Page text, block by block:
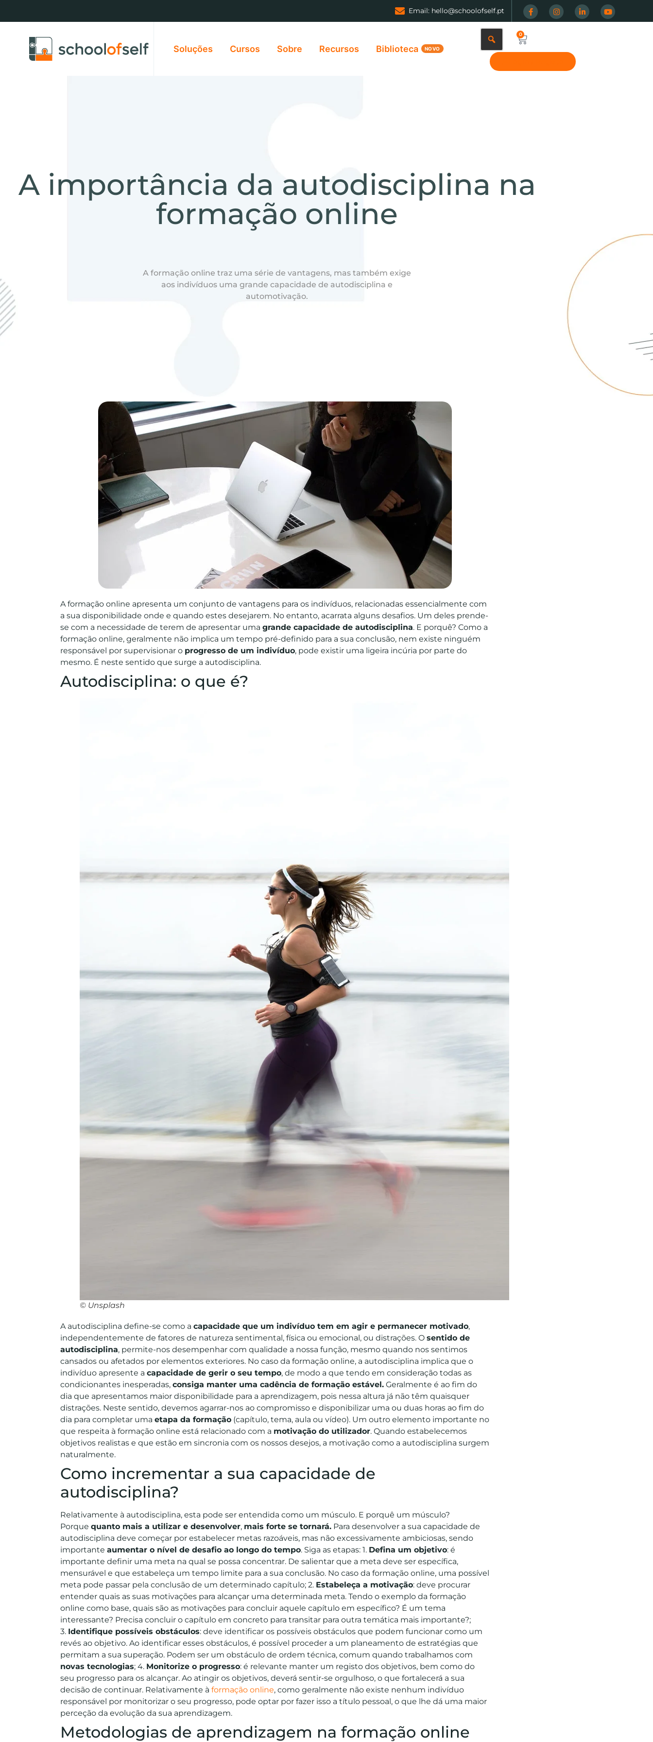
Email: hello@schoolofself.pt
Soluções Cursos Sobre Recursos Biblioteca
0
A importância da autodisciplina na
formação online
A formação online traz uma série de vantagens, mas também exige
aos indivíduos uma grande capacidade de autodisciplina e
automotivação.
A formação online apresenta um conjunto de vantagens para os indivíduos, relacionadas essencialmente com
a sua disponibilidade onde e quando estes desejarem. No entanto, acarrata alguns desafios. Um deles prende-
se com a necessidade de terem de apresentar uma grande capacidade de autodisciplina. E porquê? Como a
formação online, geralmente não implica um tempo pré-definido para a sua conclusão, nem existe ninguém
responsável por supervisionar o progresso de um indivíduo, pode existir uma ligeira incúria por parte do
mesmo. É neste sentido que surge a autodisciplina.
Autodisciplina: o que é?
© Unsplash
A autodisciplina define-se como a capacidade que um indivíduo tem em agir e permanecer motivado,
independentemente de fatores de natureza sentimental, física ou emocional, ou distrações. O sentido de
autodisciplina, permite-nos desempenhar com qualidade a nossa função, mesmo quando nos sentimos
cansados ou afetados por elementos exteriores. No caso da formação online, a autodisciplina implica que o
indivíduo apresente a capacidade de gerir o seu tempo, de modo a que tendo em consideração todas as
condicionantes inesperadas, consiga manter uma cadência de formação estável. Geralmente é ao fim do
dia que apresentamos maior disponibilidade para a aprendizagem, pois nessa altura já não têm quaisquer
distrações. Neste sentido, devemos agarrar-nos ao compromisso e disponibilizar uma ou duas horas ao fim do
dia para completar uma etapa da formação (capítulo, tema, aula ou vídeo). Um outro elemento importante no
que respeita à formação online está relacionado com a motivação do utilizador. Quando estabelecemos
objetivos realistas e que estão em sincronia com os nossos desejos, a motivação como a autodisciplina surgem
naturalmente.
Como incrementar a sua capacidade de
autodisciplina?
Relativamente à autodisciplina, esta pode ser entendida como um músculo. E porquê um músculo?
Porque quanto mais a utilizar e desenvolver, mais forte se tornará. Para desenvolver a sua capacidade de
autodisciplina deve começar por estabelecer metas razoáveis, mas não excessivamente ambiciosas, sendo
importante aumentar o nível de desafio ao longo do tempo. Siga as etapas: 1. Defina um objetivo: é
importante definir uma meta na qual se possa concentrar. De salientar que a meta deve ser específica,
mensurável e que estabeleça um tempo limite para a sua conclusão. No caso da formação online, uma possível
meta pode passar pela conclusão de um determinado capítulo; 2. Estabeleça a motivação: deve procurar
entender quais as suas motivações para alcançar uma determinada meta. Tendo o exemplo da formação
online como base, quais são as motivações para concluir aquele capítulo em específico? É um tema
interessante? Precisa concluir o capítulo em concreto para transitar para outra temática mais importante?;
3. Identifique possíveis obstáculos: deve identificar os possíveis obstáculos que podem funcionar como um
revés ao objetivo. Ao identificar esses obstáculos, é possível proceder a um planeamento de estratégias que
permitam a sua superação. Podem ser um obstáculo de ordem técnica, comum quando trabalhamos com
novas tecnologias; 4. Monitorize o progresso: é relevante manter um registo dos objetivos, bem como do
seu progresso para os alcançar. Ao atingir os objetivos, deverá sentir-se orgulhoso, o que fortalecerá a sua
decisão de continuar. Relativamente à formação online, como geralmente não existe nenhum indivíduo
responsável por monitorizar o seu progresso, pode optar por fazer isso a título pessoal, o que lhe dá uma maior
perceção da evolução da sua aprendizagem.
Metodologias de aprendizagem na formação online